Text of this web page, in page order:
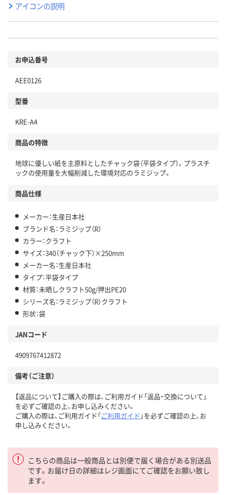
アイコンの説明
お申込番号
AEE0126
型番
KRE-A4
商品の特徴
地球に優しい紙を主原料としたチャック袋（平袋タイプ）。プラスチ
ックの使用量を大幅削減した環境対応のラミジップ。
商品仕様
メーカー：生産日本社
ブランド名：ラミジップ（R）
カラー：クラフト
サイズ：340（チャック下）×250mm
メーカー名：生産日本社
タイプ：平袋タイプ
材質：未晒しクラフト50g/押出PE20
シリーズ名：ラミジップ（R）クラフト
形状：袋
JANコード
4909767412872
備考（ご注意）
【返品について】ご購入の際は、ご利用ガイド「返品・交換について」
を必ずご確認の上、お申し込みください。
ご購入の際は、ご利用ガイド「ご利用ガイド 」を必ずご確認の上、お
申し込みください。
こちらの商品は一般商品とは別便で届く場合がある別送品
です。お届け日の詳細はレジ画面にてご確認をお願い致し
ます。